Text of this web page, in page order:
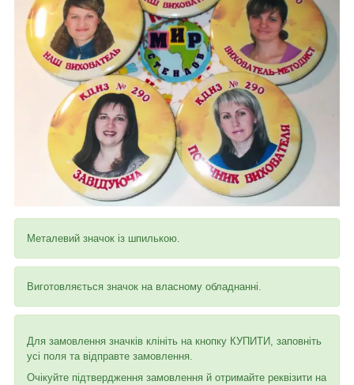
Металевий значок із шпилькою.
Виготовляється значок на власному обладнанні.
Для замовлення значків клініть на кнопку КУПИТИ, заповніть
усі поля та відправте замовлення.
Очікуйте підтвердження замовлення й отримайте реквізити на